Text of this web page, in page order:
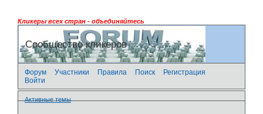
Кликеры всех стран - объединяйтесь
Сообщество кликеров
Форум Участники Правила Поиск
Регистрация
Войти
Активные темы